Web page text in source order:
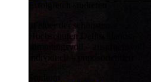
in einer der schönsten
Hochschulen Deutschlands:
stimmungsvoll – anspruchsvoll –
individuell – praxisorientiert